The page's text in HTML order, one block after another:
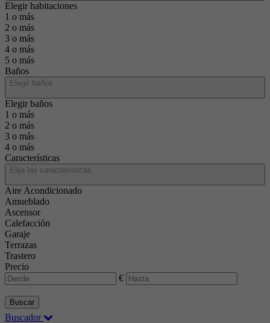
Elegir habitaciones
1 o más
2 o más
3 o más
4 o más
5 o más
Baños
Elegir baños
Elegir baños
1 o más
2 o más
3 o más
4 o más
Características
Elija las características
Aire Acondicionado
Amueblado
Ascensor
Calefacción
Garaje
Terrazas
Trastero
Precio
€
Buscar
Buscador